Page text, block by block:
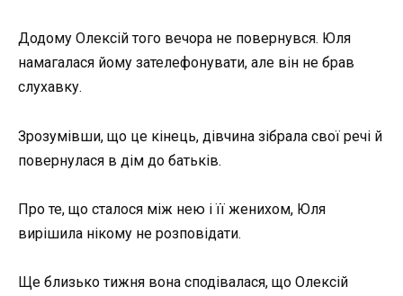
Додому Олексій того вечора не повернувся. Юля
намагалася йому зателефонувати, але він не брав
слухавку.
Зрозумівши, що це кінець, дівчина зібрала свої речі й
повернулася в дім до батьків.
Про те, що сталося між нею і її женихом, Юля
вирішила нікому не розповідати.
Ще близько тижня вона сподівалася, що Олексій